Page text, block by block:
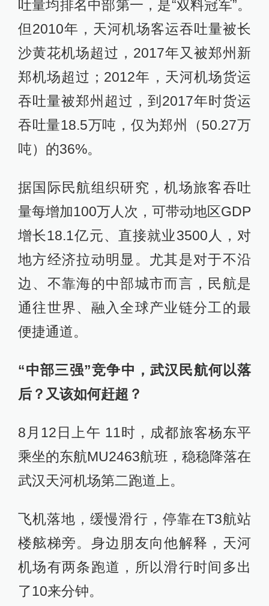
吐量均排名中部第一，是“双料冠军”。
但2010年，天河机场客运吞吐量被长
沙黄花机场超过，2017年又被郑州新
郑机场超过；2012年，天河机场货运
吞吐量被郑州超过，到2017年时货运
吞吐量18.5万吨，仅为郑州（50.27万
吨）的36%。
据国际民航组织研究，机场旅客吞吐
量每增加100万人次，可带动地区GDP
增长18.1亿元、直接就业3500人，对
地方经济拉动明显。尤其是对于不沿
边、不靠海的中部城市而言，民航是
通往世界、融入全球产业链分工的最
便捷通道。
“中部三强”竞争中，武汉民航何以落
后？又该如何赶超？
8月12日上午 11时，成都旅客杨东平
乘坐的东航MU2463航班，稳稳降落在
武汉天河机场第二跑道上。
飞机落地，缓慢滑行，停靠在T3航站
楼舷梯旁。身边朋友向他解释，天河
机场有两条跑道，所以滑行时间多出
了10来分钟。